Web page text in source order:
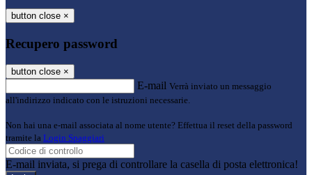
button close ×
Recupero password
button close ×
E-mail Verrà inviato un messaggio
all'indirizzo indicato con le istruzioni necessarie.
Non hai una e-mail associata al nome utente? Effettua il reset della password
tramite la Login Spaggiari
E-mail inviata, si prega di controllare la casella di posta elettronica!